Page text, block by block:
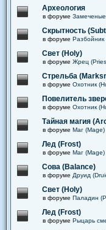
Археология
в форуме Замеченые
Скрытность
в форуме Разбойник
Свет (Holy)
в форуме Жрец
Стрельба
в форуме Охотник
Повелитель
в форуме Охотник
Тайная магия
в форуме Маг (Mage)
Лед (Frost)
в форуме Маг (Mage)
Сова (Balance)
в форуме Друид
Свет (Holy)
в форуме Паладин
Лед (Frost)
в форуме Рыцарь